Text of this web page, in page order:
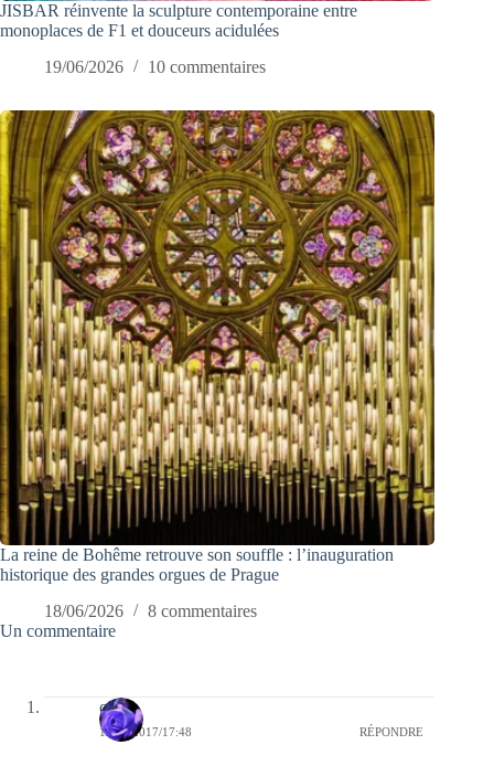
JISBAR réinvente la sculpture contemporaine entre
monoplaces de F1 et douceurs acidulées
19/06/2026
10 commentaires
La reine de Bohême retrouve son souffle : l’inauguration
historique des grandes orgues de Prague
18/06/2026
8 commentaires
Un commentaire
covix
15/03/2017/17:48 RÉPONDRE